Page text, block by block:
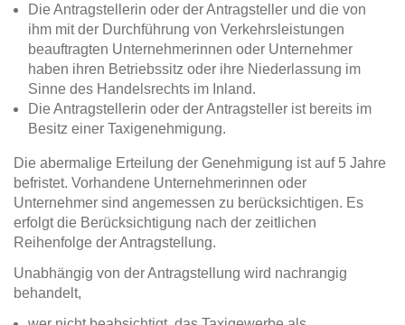
Die Antragstellerin oder der Antragsteller und die von
ihm mit der Durchführung von Verkehrsleistungen
beauftragten Unternehmerinnen oder Unternehmer
haben ihren Betriebssitz oder ihre Niederlassung im
Sinne des Handelsrechts im Inland.
Die Antragstellerin oder der Antragsteller ist bereits im
Besitz einer Taxigenehmigung.
Die abermalige Erteilung der Genehmigung ist auf 5 Jahre
befristet. Vorhandene Unternehmerinnen oder
Unternehmer sind angemessen zu berücksichtigen. Es
erfolgt die Berücksichtigung nach der zeitlichen
Reihenfolge der Antragstellung.
Unabhängig von der Antragstellung wird nachrangig
behandelt,